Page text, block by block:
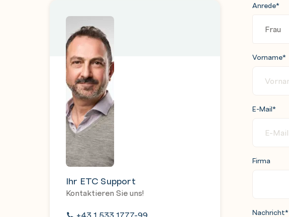
Ihr ETC Support
Kontaktieren Sie uns!
+43 1 533 1777-99
Anrede*
Vorname*
E-Mail*
Firma
Nachricht*